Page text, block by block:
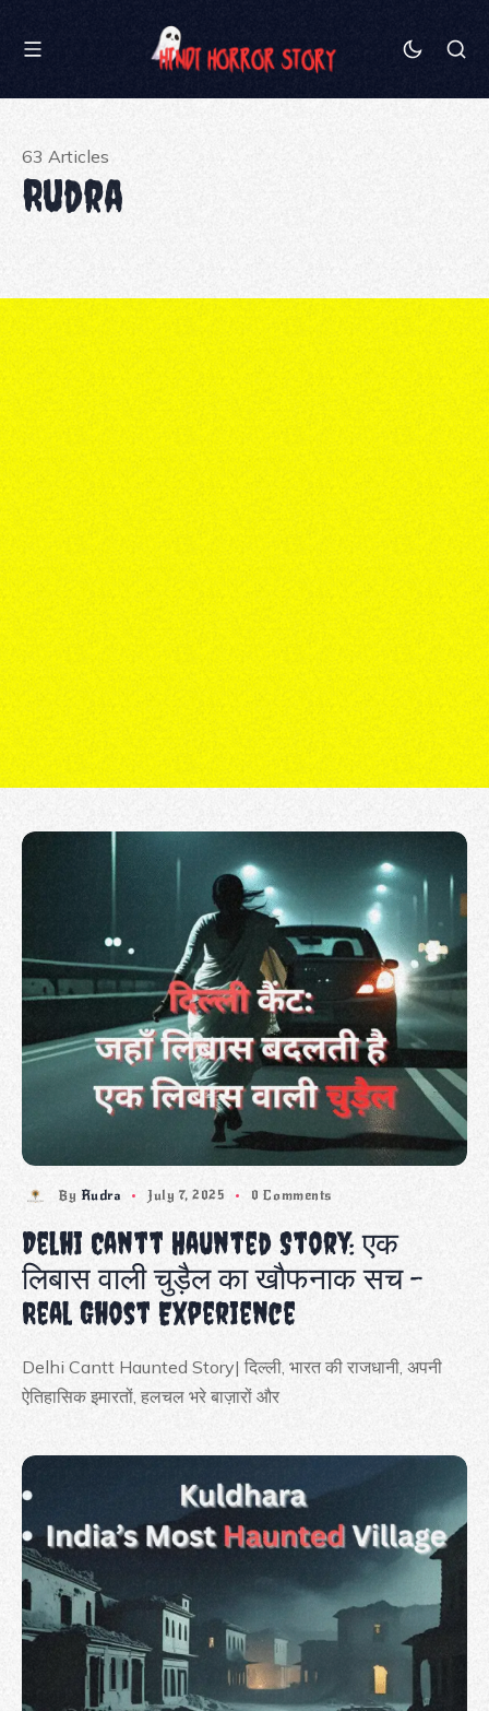
Rudra
63 Articles
By Rudra July 7, 2025 0 Comments
Delhi Cantt Haunted Story: एक
लिबास वाली चुड़ैल का खौफनाक सच –
Real Ghost Experience
Delhi Cantt Haunted Story| दिल्ली, भारत की राजधानी, अपनी
ऐतिहासिक इमारतों, हलचल भरे बाज़ारों और